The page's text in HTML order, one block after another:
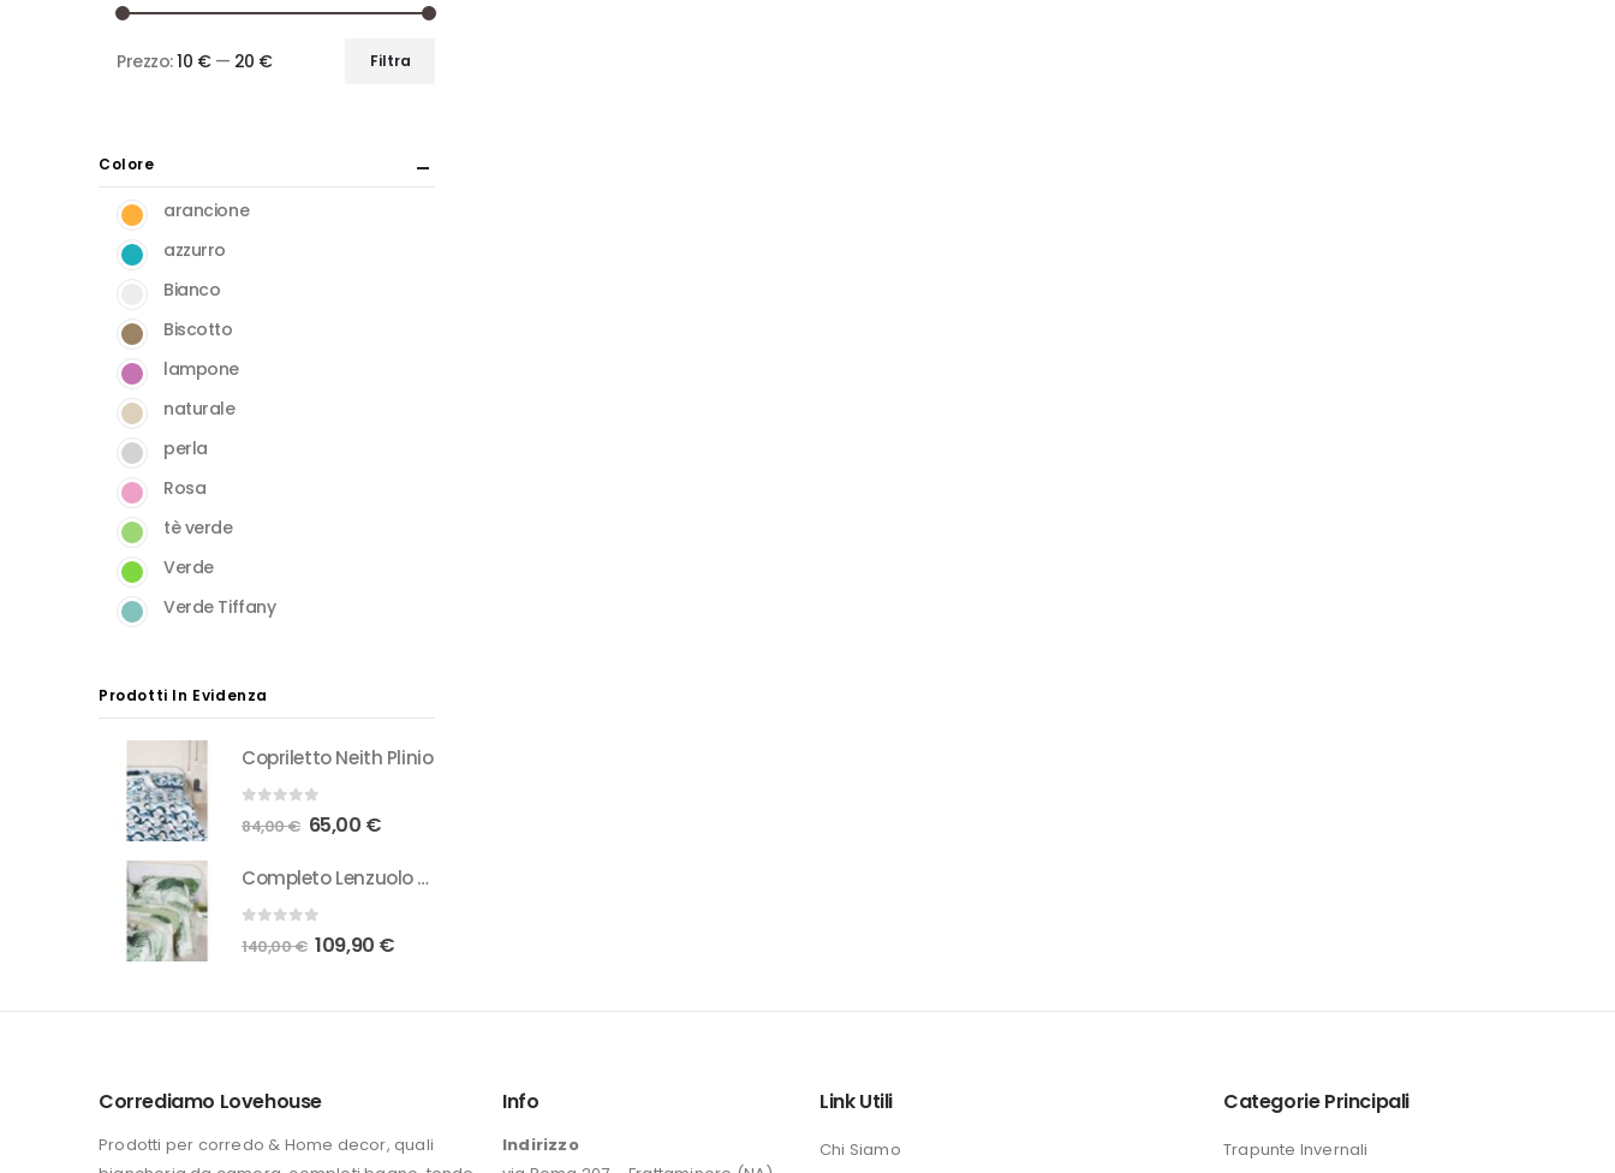
Filtra
Prezzo:10 €— 20 €
Colore
arancione
azzurro
Bianco
Biscotto
lampone
naturale
perla
Rosa
tè verde
Verde
Verde Tiffany
Prodotti In Evidenza
Copriletto Neith Plinio
84,00€ Il
originale
era:
84,00 €.
65,00 €Il
attuale
65,00 €.
Completo Lenzuolo Neith Reda
140,00€ Il
originale
109,90 €Il
attuale
Corrediamo Lovehouse
Prodotti per corredo & Home decor, quali
Info
Indirizzo
Link Utili
Chi Siamo
Categorie Principali
Trapunte Invernali